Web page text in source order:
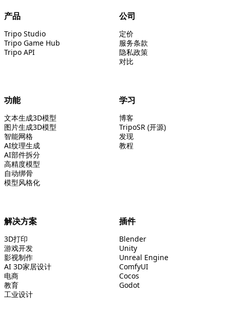
产品
Tripo Studio
Tripo Game Hub
Tripo API
公司
定价
服务条款
隐私政策
对比
功能
文本生成3D模型
图片生成3D模型
智能网格
AI纹理生成
AI部件拆分
高精度模型
自动绑骨
模型风格化
学习
博客
TripoSR (开源)
发现
教程
解决方案
3D打印
游戏开发
影视制作
AI 3D家居设计
电商
教育
工业设计
插件
Blender
Unity
Unreal Engine
ComfyUI
Cocos
Godot